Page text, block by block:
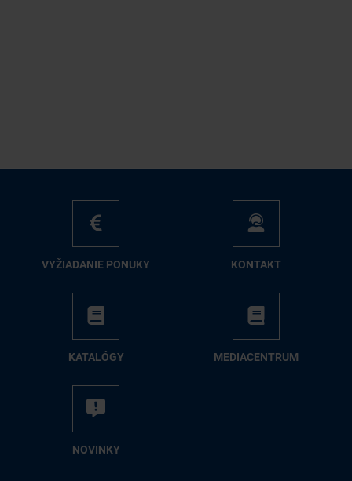
VY­ŽIA­DA­NIE PO­NU­KY KON­TAKT
KA­TA­LÓ­GY ME­DIA­CEN­TRUM
NO­VIN­KY